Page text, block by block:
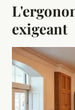
exigeant